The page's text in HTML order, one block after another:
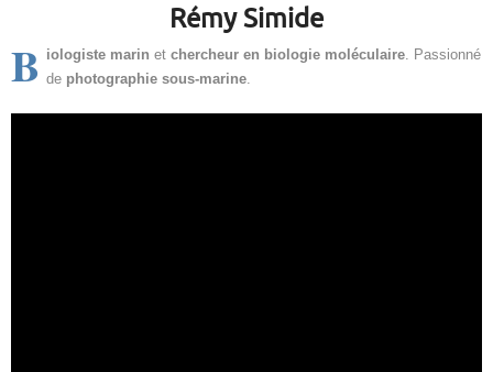
Rémy Simide
B iologiste marin et chercheur en biologie moléculaire . Passionné
de photographie sous-marine